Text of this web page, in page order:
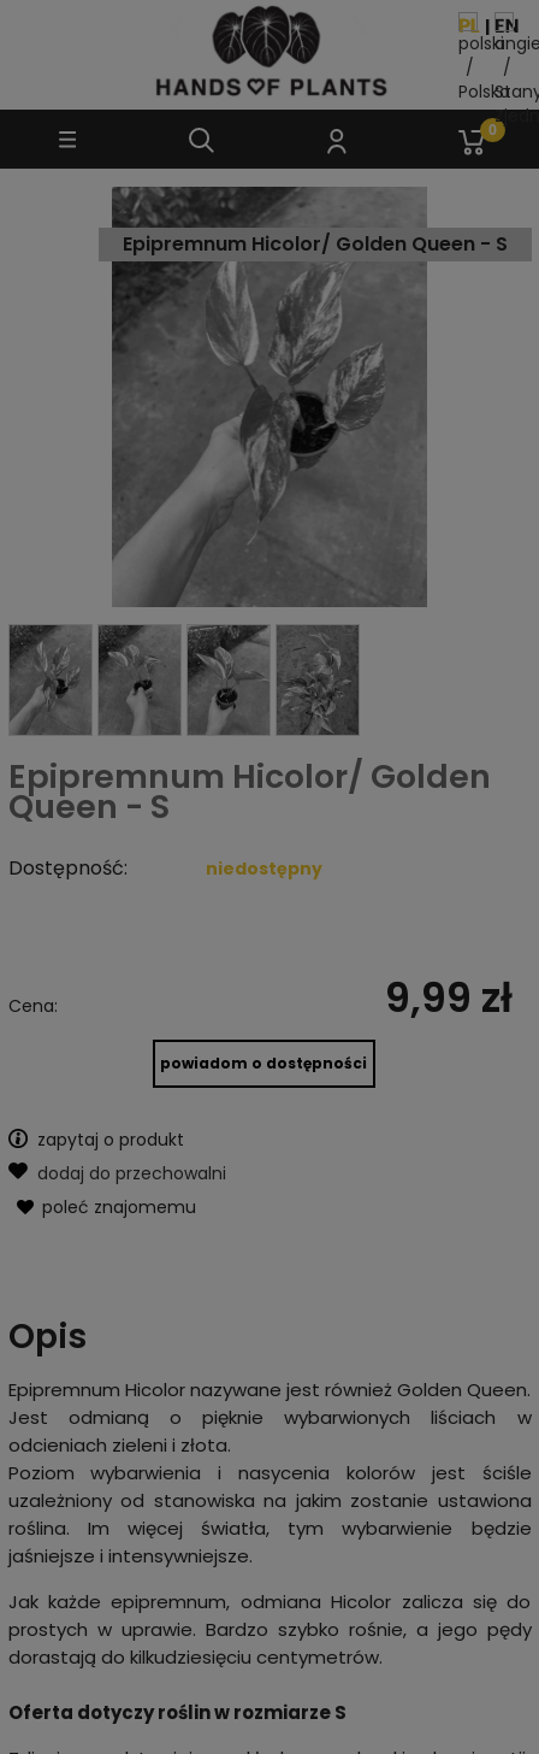
Epipremnum Hicolor/ Golden Queen - S
Epipremnum Hicolor/ Golden
Queen - S
Dostępność: niedostępny
Cena: 9,99 zł
powiadom o dostępności
zapytaj o produkt
dodaj do przechowalni
poleć znajomemu
Opis
Epipremnum Hicolor nazywane jest również Golden Queen.
Jest odmianą o pięknie wybarwionych liściach w
odcieniach zieleni i złota.
Poziom wybarwienia i nasycenia kolorów jest ściśle
uzależniony od stanowiska na jakim zostanie ustawiona
roślina. Im więcej światła, tym wybarwienie będzie
jaśniejsze i intensywniejsze.
Jak każde epipremnum, odmiana Hicolor zalicza się do
prostych w uprawie. Bardzo szybko rośnie, a jego pędy
dorastają do kilkudziesięciu centymetrów.
Oferta dotyczy roślin w rozmiarzeS